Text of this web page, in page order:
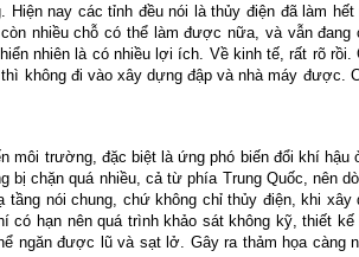
nay các tỉnh đều nói là thủy điện đã làm hết
nhiều chỗ có thể làm được nữa, và vẫn đang
nhiên là có nhiều lợi ích. Về kinh tế, rất rõ rồi.
không đi vào xây dựng đập và nhà máy được.
môi trường, đặc biệt là ứng phó biến đổi khí hậu
chặn quá nhiều, cả từ phía Trung Quốc, nên
nói chung, chứ không chỉ thủy điện, khi xây
hạn nên quá trình khảo sát không kỹ, thiết kế
ngăn được lũ và sạt lở. Gây ra thảm họa càng